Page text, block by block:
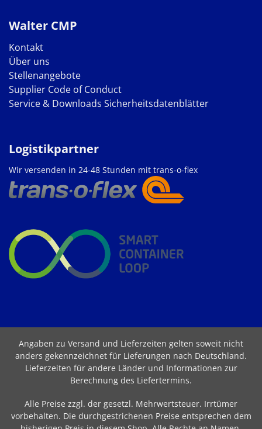
Walter CMP
Kontakt
Über uns
Stellenangebote
Supplier Code of Conduct
Service & Downloads Sicherheitsdatenblätter
Logistikpartner
Wir versenden in 24-48 Stunden mit trans-o-flex
Angaben zu Versand und Lieferzeiten gelten soweit nicht
anders gekennzeichnet für Lieferungen nach Deutschland.
Lieferzeiten für andere Länder und Informationen zur
Berechnung des Liefertermins.
Alle Preise zzgl. der gesetzl. Mehrwertsteuer. Irrtümer
vorbehalten. Die durchgestrichenen Preise entsprechen dem